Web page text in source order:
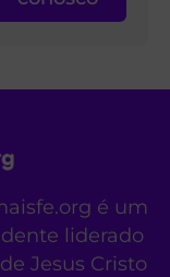
é um
liderado
Jesus Cristo